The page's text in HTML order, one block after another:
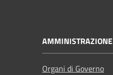
AMMINISTRAZIONE
Organi di Governo